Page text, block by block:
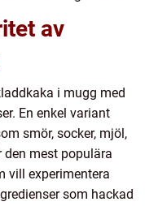
av
i mugg med
En enkel variant
smör, socker, mjöl,
den mest populära
vill experimentera
som hackad